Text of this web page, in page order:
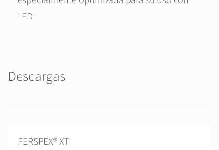
LED.
Descargas
PERSPEX® XT